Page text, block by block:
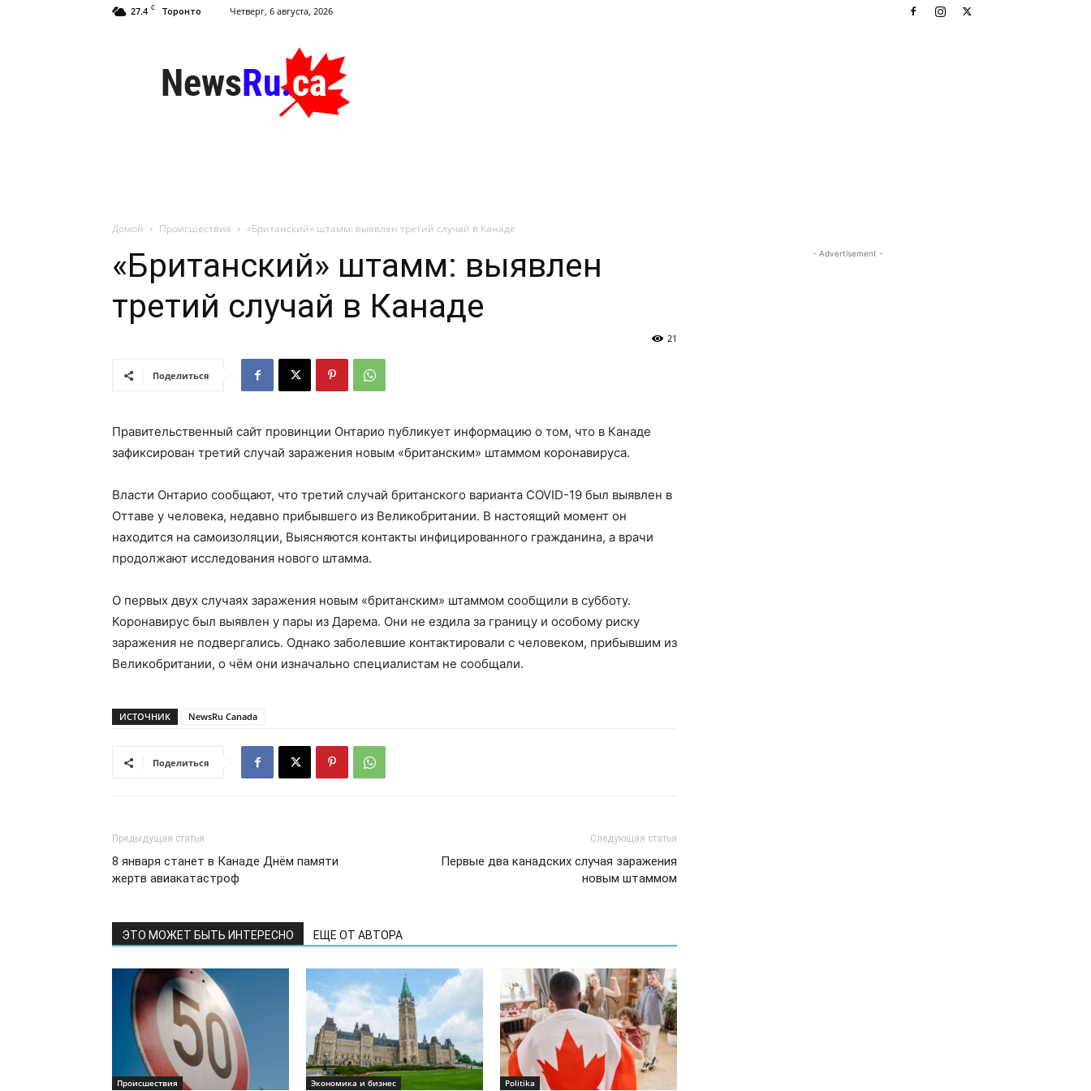
27.4 C Торонто Четверг, 6 августа, 2026
NewsRu.Ca
Домой Происшествия «Британский» штамм: выявлен третий случай в Канаде
«Британский» штамм: выявлен
третий случай в Канаде
21
Поделиться
Правительственный сайт провинции Онтарио публикует информацию о том, что в Канаде
зафиксирован третий случай заражения новым «британским» штаммом коронавируса.
Власти Онтарио сообщают, что третий случай британского варианта COVID-19 был выявлен в
Оттаве у человека, недавно прибывшего из Великобритании. В настоящий момент он
находится на самоизоляции, Выясняются контакты инфицированного гражданина, а врачи
продолжают исследования нового штамма.
О первых двух случаях заражения новым «британским» штаммом сообщили в субботу.
Коронавирус был выявлен у пары из Дарема. Они не ездила за границу и особому риску
заражения не подвергались. Однако заболевшие контактировали с человеком, прибывшим из
Великобритании, о чём они изначально специалистам не сообщали.
ИСТОЧНИК NewsRu Canada
Поделиться
Предыдущая статья
8 января станет в Канаде Днём памяти
жертв авиакатастроф
Следующая статья
Первые два канадских случая заражения
новым штаммом
ЭТО МОЖЕТ БЫТЬ ИНТЕРЕСНО ЕЩЕ ОТ АВТОРА
Происшествия Экономика и бизнес Politika
- Advertisement -